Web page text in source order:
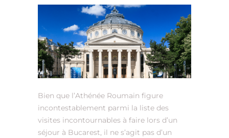
Bien que l’Athénée Roumain figure
incontestablement parmi la liste des
visites incontournables à faire lors d’un
séjour à Bucarest, il ne s’agit pas d’un